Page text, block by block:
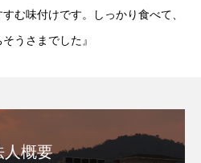
む味付けです。しっかり食べて、
さまでした』
人概要